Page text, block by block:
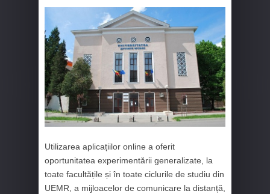
Utilizarea aplicațiilor online a oferit
oportunitatea experimentării generalizate, la
toate facultățile și în toate ciclurile de studiu din
UEMR, a mijloacelor de comunicare la distanță,